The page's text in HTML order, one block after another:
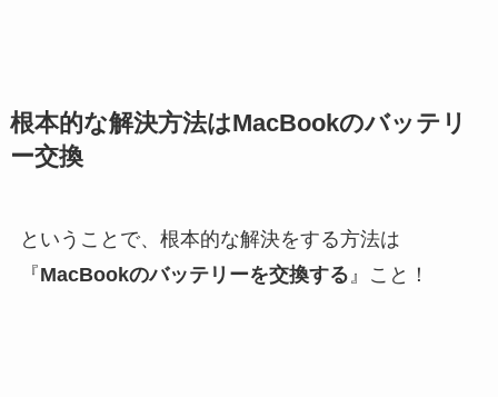
根本的な解決方法はMacBookのバッテリ
ー交換
ということで、根本的な解決をする方法は
『MacBookのバッテリーを交換する』こと！